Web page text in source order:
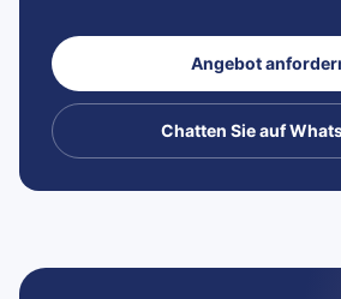
Angebot
Chatten Sie auf